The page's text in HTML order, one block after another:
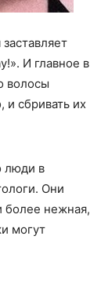
И главное в
волосы
и сбривать их
люди в
Они
нежная,
могут